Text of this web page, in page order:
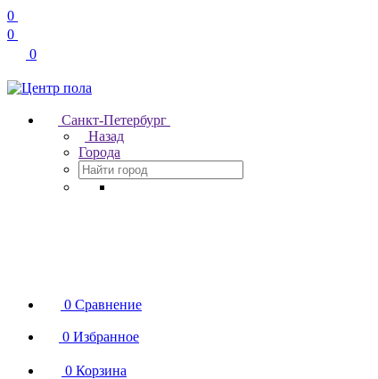
0
0
0
Санкт-Петербург
Назад
Города
0 Сравнение
0 Избранное
0 Корзина